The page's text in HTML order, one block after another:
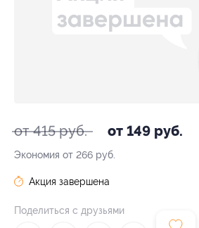
от 415 руб. от 149 руб.
Экономия от 266 руб.
Акция завершена
Поделиться с друзьями